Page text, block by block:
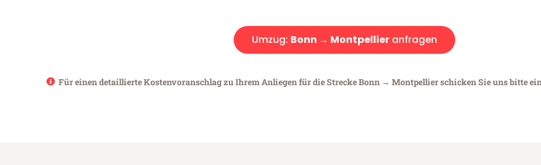
Umzug: Bonn → Montpellieranfragen
Für einen detaillierte Kostenvoranschlag zu Ihrem Anliegen für die Strecke Bonn → Montpellier schicken Sie uns bitte